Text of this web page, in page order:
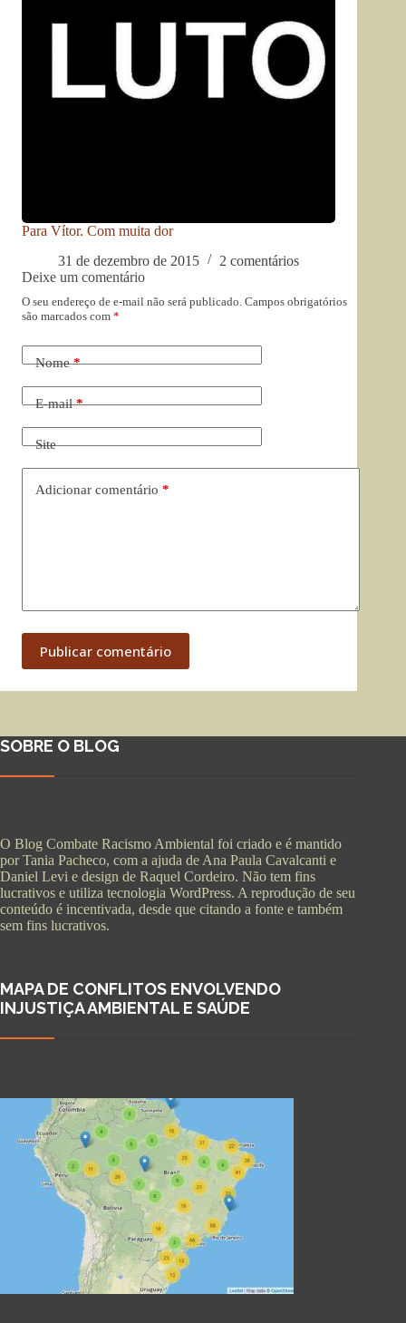
Para Vítor. Com muita dor
31 de dezembro de 2015
2 comentários
Deixe um comentário
O seu endereço de e-mail não será publicado. Campos obrigatórios
são marcados com *
Nome*
E-mail*
Site
Adicionar comentário *
Publicar comentário
SOBRE O BLOG
O Blog Combate Racismo Ambiental foi criado e é mantido
por Tania Pacheco, com a ajuda de Ana Paula Cavalcanti e
Daniel Levi e design de Raquel Cordeiro. Não tem fins
lucrativos e utiliza tecnologia WordPress. A reprodução de seu
conteúdo é incentivada, desde que citando a fonte e também
sem fins lucrativos.
MAPA DE CONFLITOS ENVOLVENDO
INJUSTIÇA AMBIENTAL E SAÚDE